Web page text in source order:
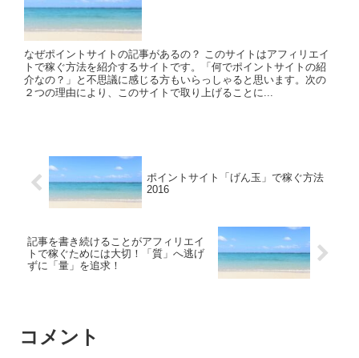
なぜポイントサイトの記事があるの？ このサイトはアフィリエイ
トで稼ぐ方法を紹介するサイトです。「何でポイントサイトの紹
介なの？」と不思議に感じる方もいらっしゃると思います。次の
２つの理由により、このサイトで取り上げることに...
ポイントサイト「げん玉」で稼ぐ方法
2016
記事を書き続けることがアフィリエイ
トで稼ぐためには大切！「質」へ逃げ
ずに「量」を追求！
コメント